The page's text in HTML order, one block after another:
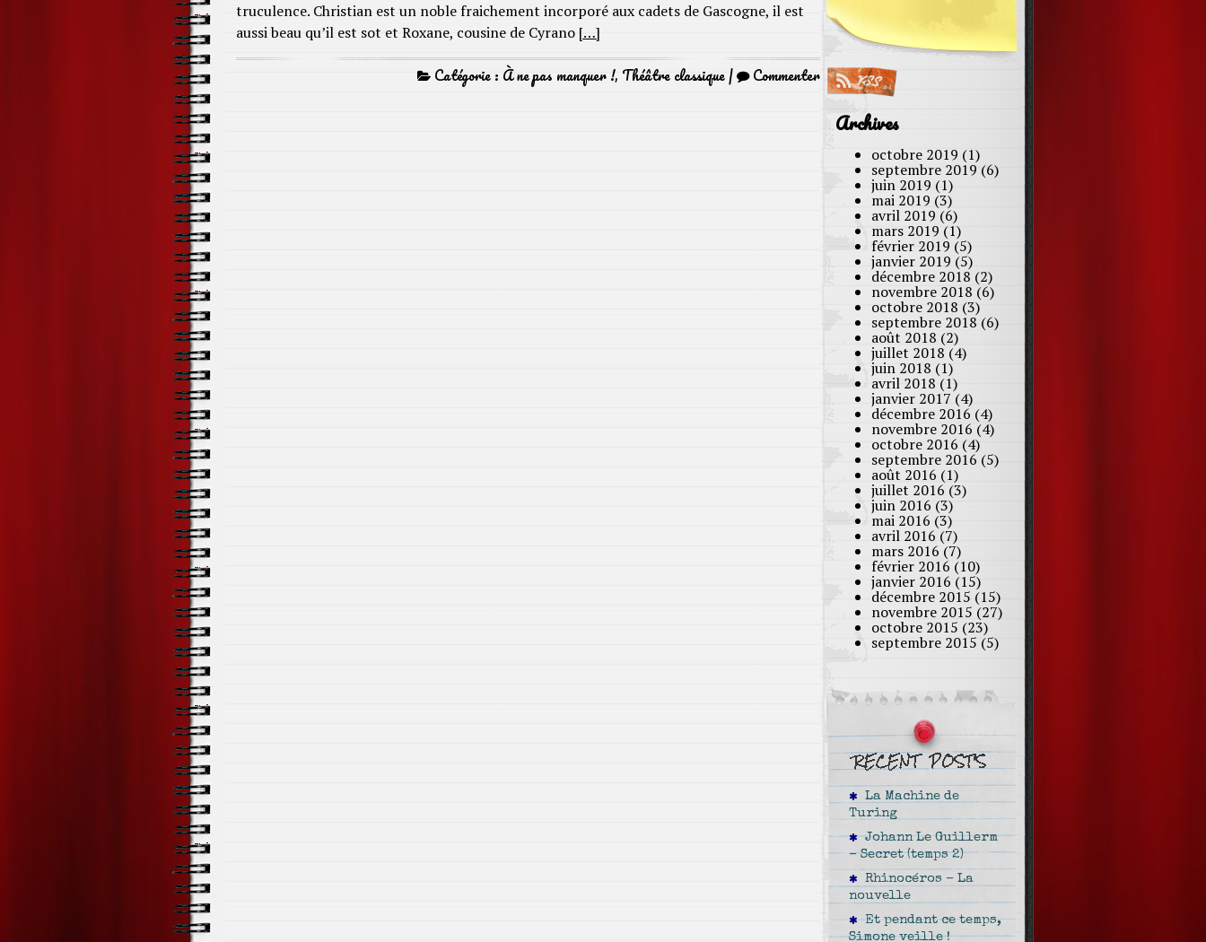
truculence. Christian est un noble fraichement incorporé aux cadets de Gascogne, il est
aussi beau qu’il est sot et Roxane, cousine de Cyrano […]
Catégorie : À ne pas manquer !, Théâtre classique| Commenter
Archives
octobre 2019 (1)
septembre 2019 (6)
juin 2019 (1)
mai 2019 (3)
avril 2019 (6)
mars 2019 (1)
février 2019 (5)
janvier 2019 (5)
décembre 2018 (2)
novembre 2018 (6)
octobre 2018 (3)
septembre 2018 (6)
août 2018 (2)
juillet 2018 (4)
juin 2018 (1)
avril 2018 (1)
janvier 2017 (4)
décembre 2016 (4)
novembre 2016 (4)
octobre 2016 (4)
septembre 2016 (5)
août 2016 (1)
juillet 2016 (3)
juin 2016 (3)
mai 2016 (3)
avril 2016 (7)
mars 2016 (7)
février 2016 (10)
janvier 2016 (15)
décembre 2015 (15)
novembre 2015 (27)
octobre 2015 (23)
septembre 2015 (5)
La Machine de
Turing
Johann Le Guillerm
– Secret (temps 2)
Rhinocéros – La
nouvelle
Et pendant ce temps,
Simone veille !